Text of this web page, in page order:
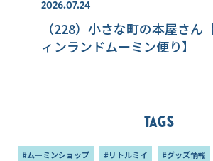
2026.07.24
（228）小さな町の本屋さん
ィンランドムーミン便り】
Tags
#ムーミンショップ #リトルミイ #グッズ情報